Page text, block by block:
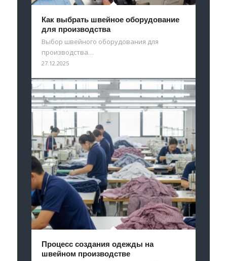
Как выбрать швейное оборудование
для производства
Выбор швейного оборудования для
производства…
27.12.2025
Процесс создания одежды на
швейном производстве